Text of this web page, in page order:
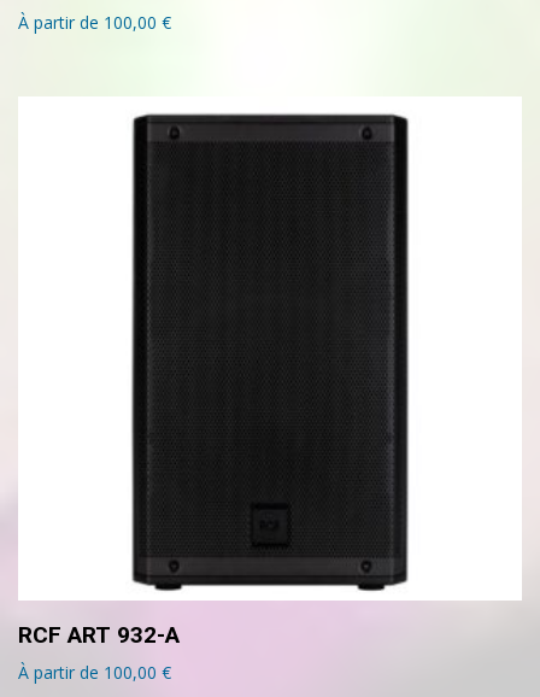
À partir de 100,00 €
RCF ART 932-A
À partir de 100,00 €